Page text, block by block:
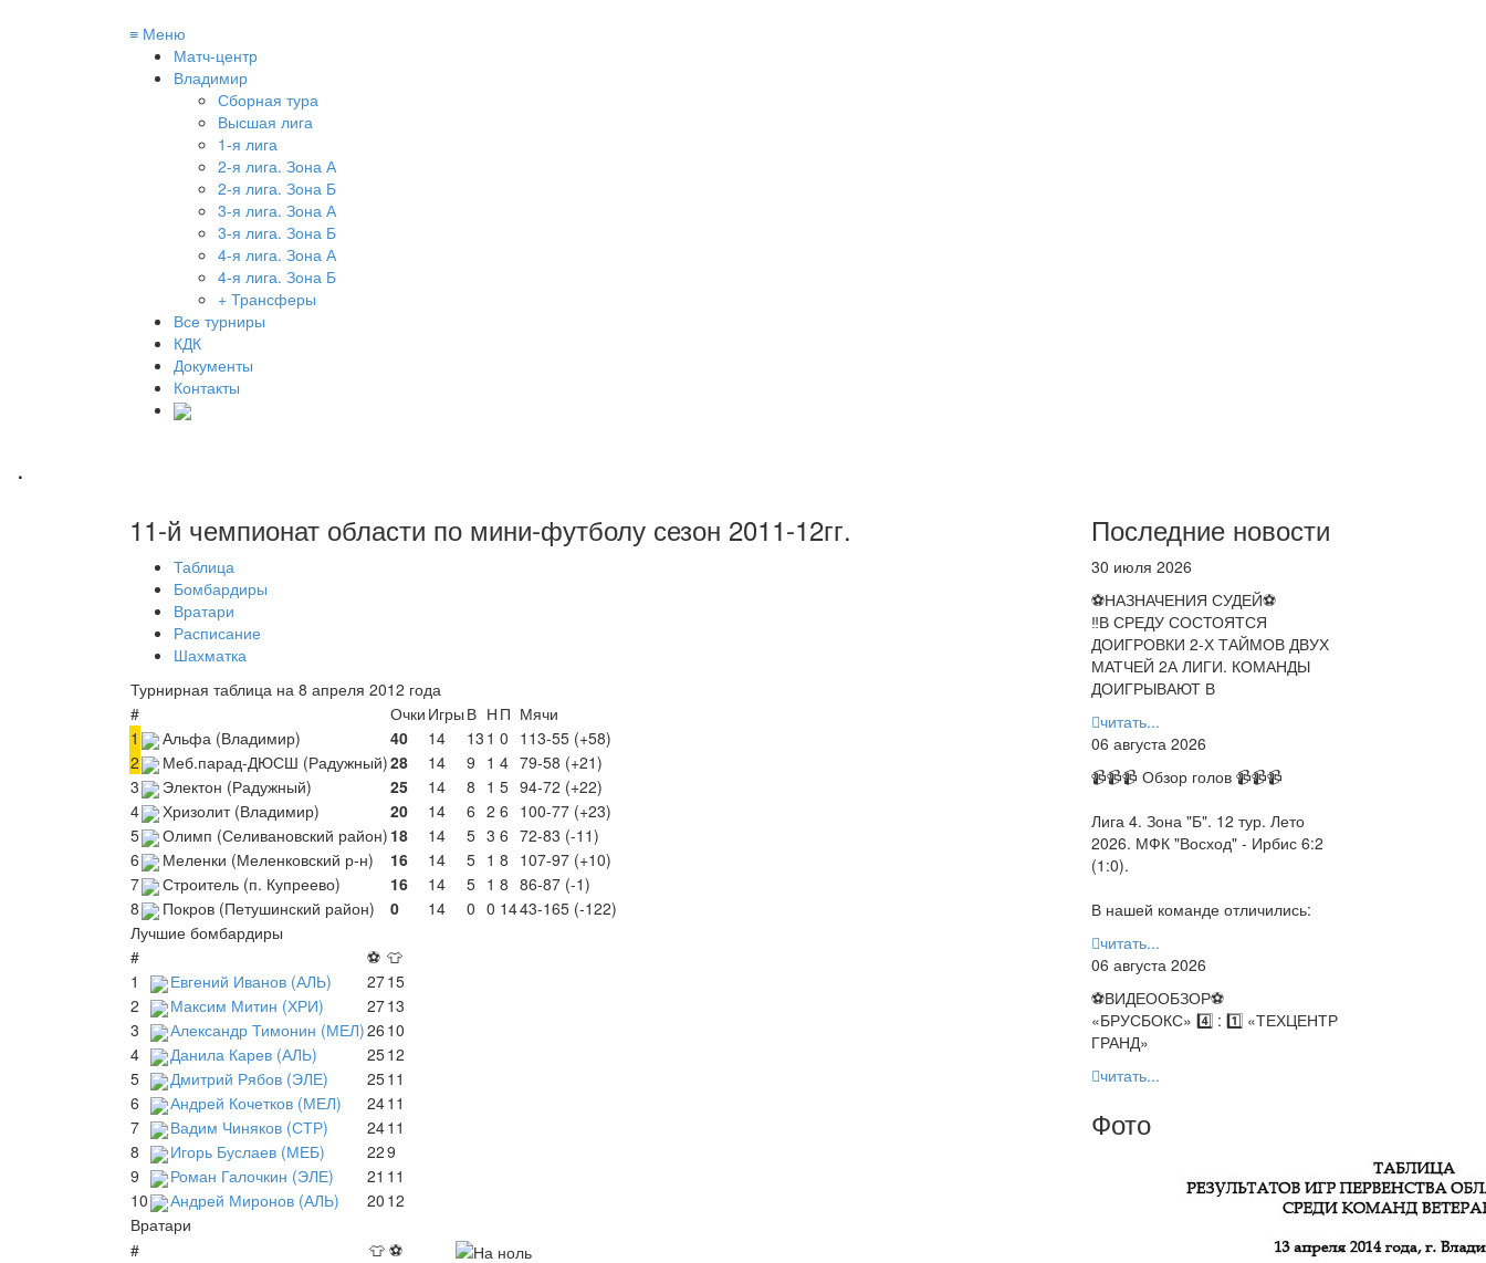
≡ Меню
Матч-центр
Владимир
Сборная тура
Высшая лига
1-я лига
2-я лига. Зона А
2-я лига. Зона Б
3-я лига. Зона А
3-я лига. Зона Б
4-я лига. Зона А
4-я лига. Зона Б
+ Трансферы
Все турниры
КДК
Документы
Контакты
.
11-й чемпионат области по мини-футболу сезон 2011-12гг.
Таблица
Бомбардиры
Вратари
Расписание
Шахматка
Турнирная таблица на 8 апреля 2012 года
#
Очки Игры В Н П Мячи
1
Альфа (Владимир) 40 14 13 1 0 113-55 (+58)
2
Меб.парад-ДЮСШ (Радужный)28 14 9 1 4 79-58 (+21)
3
Электон (Радужный) 25 14 8 1 5 94-72 (+22)
4
Хризолит (Владимир) 20 14 6 2 6 100-77 (+23)
5
Олимп (Селивановский район) 18 14 5 3 6 72-83 (-11)
6
Меленки (Меленковский р-н) 16 14 5 1 8 107-97 (+10)
7
Строитель (п. Купреево) 16 14 5 1 8 86-87 (-1)
8
Покров (Петушинский район) 0 14 0 0 1443-165 (-122)
Лучшие бомбардиры
#
⚽ 👕
1
Евгений Иванов (АЛЬ) 2715
2
Максим Митин (ХРИ) 2713
3
Александр Тимонин (МЕЛ)26 10
4
Данила Карев (АЛЬ) 2512
5
Дмитрий Рябов (ЭЛЕ) 2511
6
Андрей Кочетков (МЕЛ) 2411
7
Вадим Чиняков (СТР) 2411
8
Игорь Буслаев (МЕБ) 229
9
Роман Галочкин (ЭЛЕ) 21 11
10
Андрей Миронов (АЛЬ) 20 12
Вратари
#
👕 ⚽
Последние новости
30 июля 2026
⚽НАЗНАЧЕНИЯ СУДЕЙ⚽
‼В СРЕДУ СОСТОЯТСЯ
ДОИГРОВКИ 2-Х ТАЙМОВ ДВУХ
МАТЧЕЙ 2А ЛИГИ. КОМАНДЫ
ДОИГРЫВАЮТ В
читать...
06 августа 2026
📹📹📹 Обзор голов 📹📹📹
Лига 4. Зона "Б". 12 тур. Лето
2026. МФК "Восход" - Ирбис 6:2
(1:0).
В нашей команде отличились:
читать...
06 августа 2026
⚽️ВИДЕООБЗОР⚽️
«БРУСБОКС» 4️⃣ : 1️⃣ «ТЕХЦЕНТР
ГРАНД»
читать...
Фото